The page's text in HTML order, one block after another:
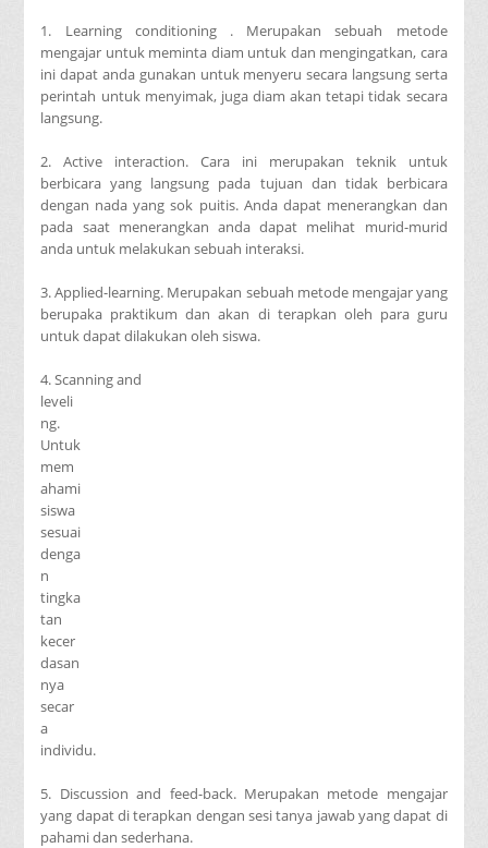
1. Learning conditioning . Merupakan sebuah metode
mengajar untuk meminta diam untuk dan mengingatkan, cara
ini dapat anda gunakan untuk menyeru secara langsung serta
perintah untuk menyimak, juga diam akan tetapi tidak secara
langsung.
2. Active interaction. Cara ini merupakan teknik untuk
berbicara yang langsung pada tujuan dan tidak berbicara
dengan nada yang sok puitis. Anda dapat menerangkan dan
pada saat menerangkan anda dapat melihat murid-murid
anda untuk melakukan sebuah interaksi.
3. Applied-learning. Merupakan sebuah metode mengajar yang
berupaka praktikum dan akan di terapkan oleh para guru
untuk dapat dilakukan oleh siswa.
4. Scanning and
leveli
ng.
Untuk
mem
ahami
siswa
sesuai
denga
n
tingka
tan
kecer
dasan
nya
secar
a
individu.
5. Discussion and feed-back. Merupakan metode mengajar
yang dapat di terapkan dengan sesi tanya jawab yang dapat di
pahami dan sederhana.